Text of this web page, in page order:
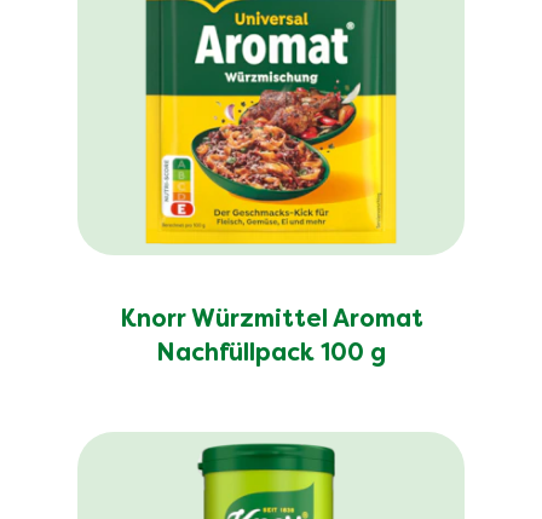
Knorr Würzmittel Aromat
Nachfüllpack 100 g